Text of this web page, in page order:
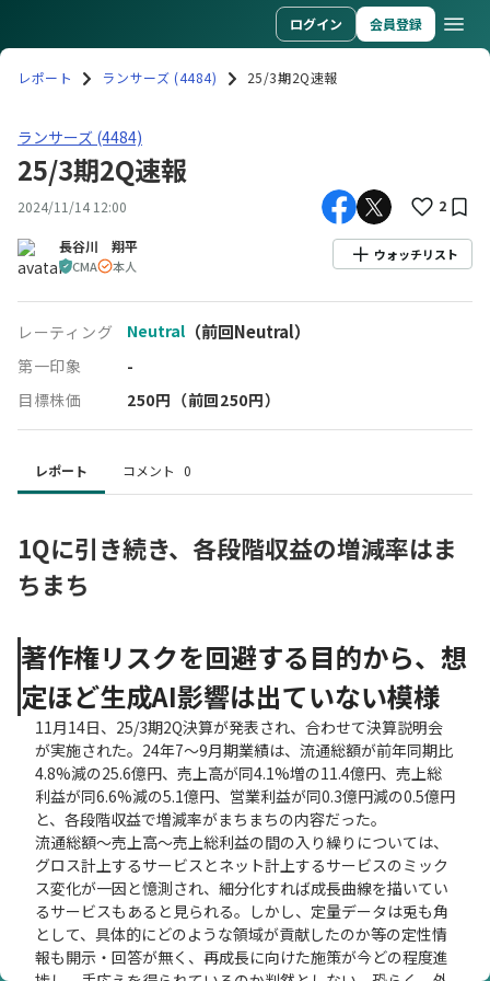
ログイン 会員登録
レポート ランサーズ (4484) 25/3期2Q速報
ランサーズ(4484)25/3期2Q速報
ランサーズ (4484)
25/3期2Q速報
2024/11/14 12:00 2
長谷川 翔平
CMA 本人
ウォッチリスト
レーティング Neutral （前回Neutral）
第一印象 -
目標株価 250円 （前回250円）
レポート コメント 0
1Qに引き続き、各段階収益の増減率はま
ちまち
著作権リスクを回避する目的から、想
定ほど生成AI影響は出ていない模様
11月14日、25/3期2Q決算が発表され、合わせて決算説明会
が実施された。24年7～9月期業績は、流通総額が前年同期比
4.8%減の25.6億円、売上高が同4.1%増の11.4億円、売上総
利益が同6.6%減の5.1億円、営業利益が同0.3億円減の0.5億円
と、各段階収益で増減率がまちまちの内容だった。
流通総額～売上高～売上総利益の間の入り繰りについては、
グロス計上するサービスとネット計上するサービスのミック
ス変化が一因と憶測され、細分化すれば成長曲線を描いてい
るサービスもあると見られる。しかし、定量データは兎も角
として、具体的にどのような領域が貢献したのか等の定性情
報も開示・回答が無く、再成長に向けた施策が今どの程度進